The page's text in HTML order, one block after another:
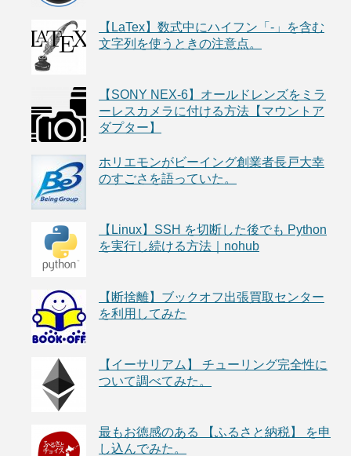
【LaTex】数式中にハイフン「-」を含む
文字列を使うときの注意点。
【SONY NEX-6】オールドレンズをミラ
ーレスカメラに付ける方法【マウントア
ダプター】
ホリエモンがビーイング創業者長戸大幸
のすごさを語っていた。
【Linux】SSH を切断した後でも Python
を実行し続ける方法｜nohub
【断捨離】ブックオフ出張買取センター
を利用してみた
【イーサリアム】 チューリング完全性に
ついて調べてみた。
最もお徳感のある 【ふるさと納税】 を申
し込んでみた。